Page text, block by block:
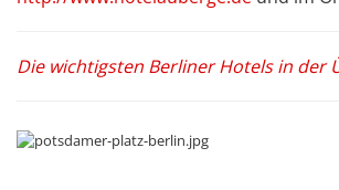
Die wichtigsten Berliner Hotels in der